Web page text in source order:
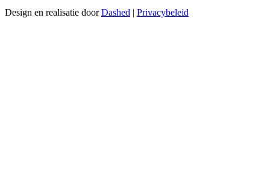
Design en realisatie doorDashed | Privacybeleid